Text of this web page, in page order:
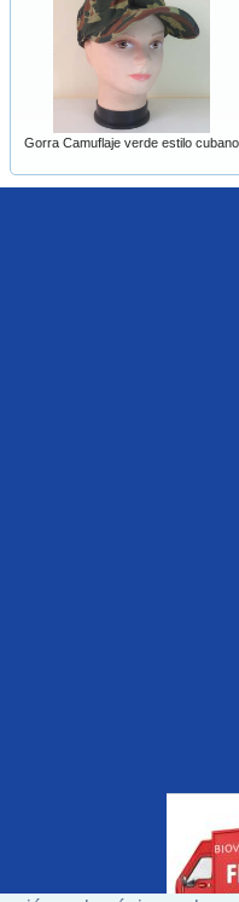
Gorra Camuflaje verde estilo cubano